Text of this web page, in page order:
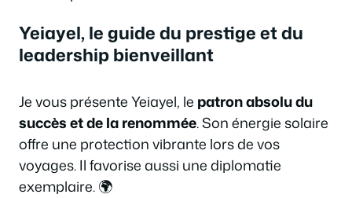
Yeiayel, le guide du prestige et du
leadership bienveillant
Je vous présente Yeiayel, le patron absolu du
succès et de la renommée. Son énergie solaire
offre une protection vibrante lors de vos
voyages. Il favorise aussi une diplomatie
exemplaire. 🌍